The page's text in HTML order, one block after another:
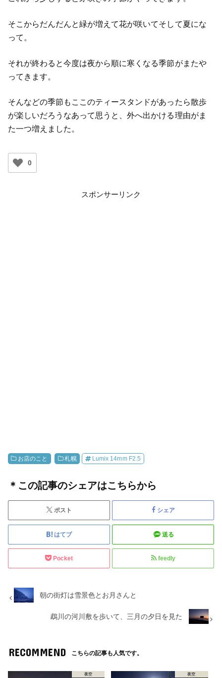
そこからだんだんと緑が増えて花が咲いてそして夏にな
って。
それが終わると今度は夜から順に寒くなる季節がまたや
ってきます。
そんなどの季節もここのティースタンドがあったら散歩
が楽しいだろうなあって思うと、外へ出かける理由がま
た一つ増えました。
0
スポンサーリンク
お店のこと 札幌 Lumix 14mm F2.5
＊この記事のシェアはこちらから
ポスト シェア
はてブ 送る
Pocket feedly
朝の街灯は雪景色とお月さんと
鵡川の河川敷を歩いて、三月の夕日を見た
RECOMMEND こちらの記事も人気です。
夜空 夜空